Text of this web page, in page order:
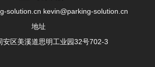
solution.cn kevin@parking-solution.cn
地址
安区美溪道思明工业园32号702-3